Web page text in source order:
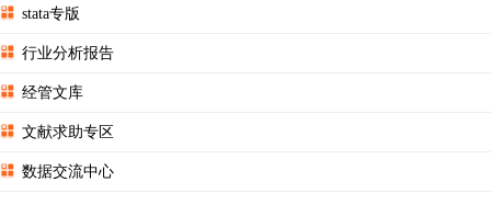
stata专版
行业分析报告
经管文库
文献求助专区
数据交流中心